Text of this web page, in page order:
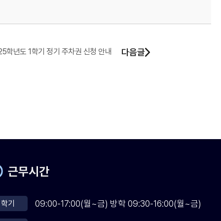
학년도 1학기 정기 주차권 신청 안내 다음글
근무시간
학기 09:00-17:00(월~금) 방학 09:30-16:00(월~금)